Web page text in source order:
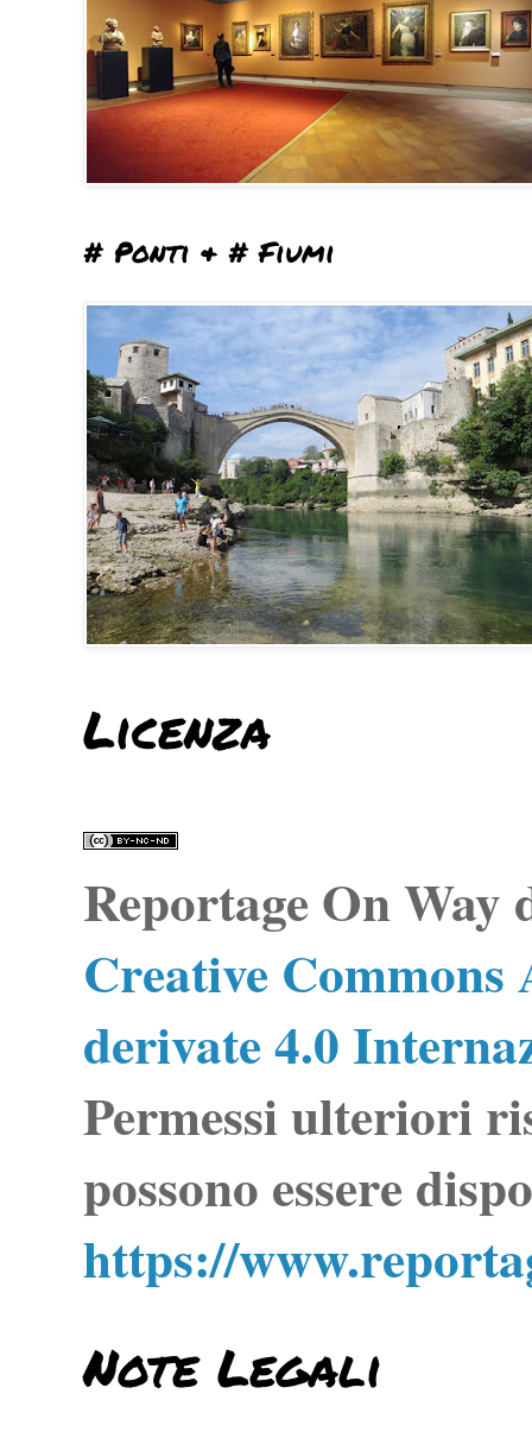
# Ponti & # Fiumi
Licenza
Reportage On Way
Creative
derivate 4.0
Permessi ulteriori
possono essere
https://
Note Legali